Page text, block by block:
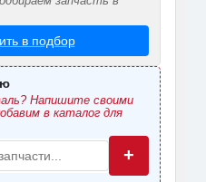
в подбор
Напишите своими
в каталог для
+